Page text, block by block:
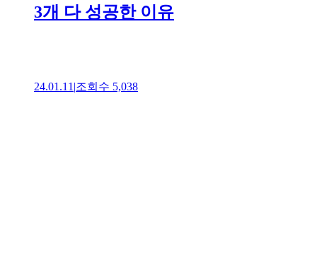
3개 다 성공한 이유
24.01.11 |조회수 5,038